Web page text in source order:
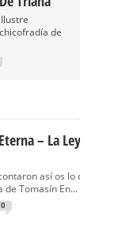
de
– La Leyenda De
así os lo cuento… La
de Tomasín En...
0